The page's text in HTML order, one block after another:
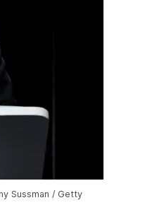
Sussman / Getty